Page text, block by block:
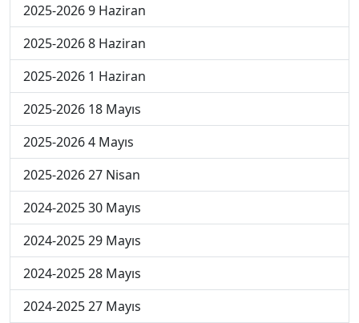
2025-2026 9 Haziran
2025-2026 8 Haziran
2025-2026 1 Haziran
2025-2026 18 Mayıs
2025-2026 4 Mayıs
2025-2026 27 Nisan
2024-2025 30 Mayıs
2024-2025 29 Mayıs
2024-2025 28 Mayıs
2024-2025 27 Mayıs